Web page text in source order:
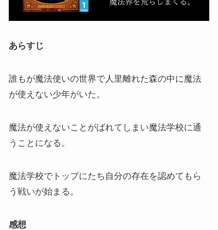
あらすじ
誰もが魔法使いの世界で人里離れた森の中に魔法
が使えない少年がいた。
魔法が使えないことがばれてしまい魔法学校に通
うことになる。
魔法学校でトップにたち自分の存在を認めてもら
う戦いが始まる。
感想